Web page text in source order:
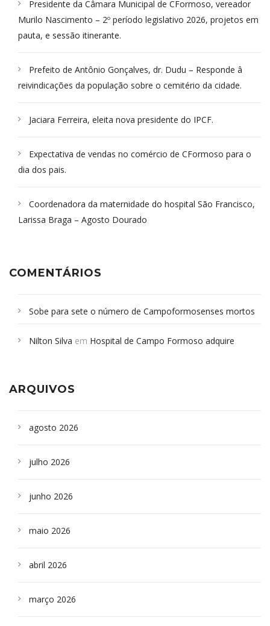
Presidente da Câmara Municipal de CFormoso, vereador
Murilo Nascimento – 2º período legislativo 2026, projetos em
pauta, e sessão itinerante.
Prefeito de Antônio Gonçalves, dr. Dudu – Responde â
reivindicações da população sobre o cemitério da cidade.
Jaciara Ferreira, eleita nova presidente do IPCF.
Expectativa de vendas no comércio de CFormoso para o
dia dos pais.
Coordenadora da maternidade do hospital São Francisco,
Larissa Braga – Agosto Dourado
COMENTÁRIOS
Sobe para sete o número de Campoformosenses mortos
Campoformosenses que morreram em desabamentos são
Nilton Silva em Hospital de Campo Formoso adquire
ARQUIVOS
agosto 2026
julho 2026
junho 2026
maio 2026
abril 2026
março 2026